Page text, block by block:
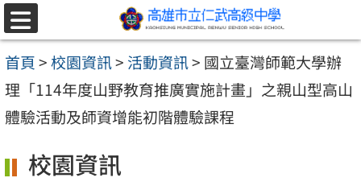
跳至主要內容區
選
單
首頁>校園資訊> 活動資訊> 國立臺灣師範大學辦
理「114年度山野教育推廣實施計畫」之親山型高山
體驗活動及師資增能初階體驗課程
校園資訊